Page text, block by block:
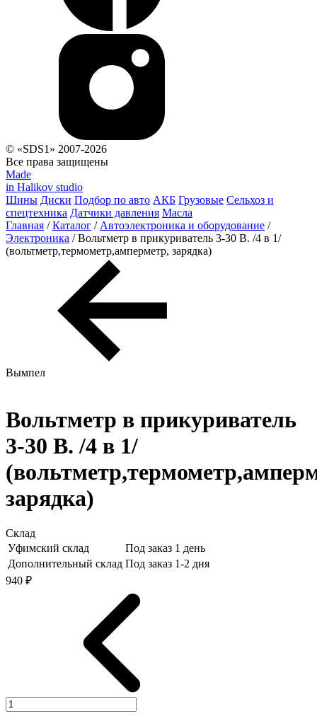
© «SDS1» 2007-2026
Все права защищены
Made
in Halikov studio
Шины Диски Подбор по авто АКБ Грузовые Сельхоз и
спецтехника Датчики давления Масла
Главная / Каталог / Автоэлектроника и оборудование /
Электроника / Вольтметр в прикуриватель 3-30 В. /4 в 1/
(вольтметр,термометр,амперметр, зарядка)
Вымпел
Вольтметр в прикуриватель
3-30 В. /4 в 1/
зарядка)
Склад
Уфимский склад
Под заказ 1 день
Дополнительный склад Под заказ 1-2 дня
940 ₽